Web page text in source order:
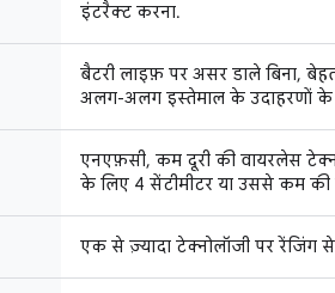
इंटरैक्ट करना.
बैटरी लाइफ़ पर असर डाले बिना,
अलग-अलग इस्तेमाल के उदाहरणों के
एनएफ़सी, कम दूरी की वायरलेस
के लिए 4 सेंटीमीटर या उससे कम की
एक से ज़्यादा टेक्नोलॉजी पर रेंजिंग